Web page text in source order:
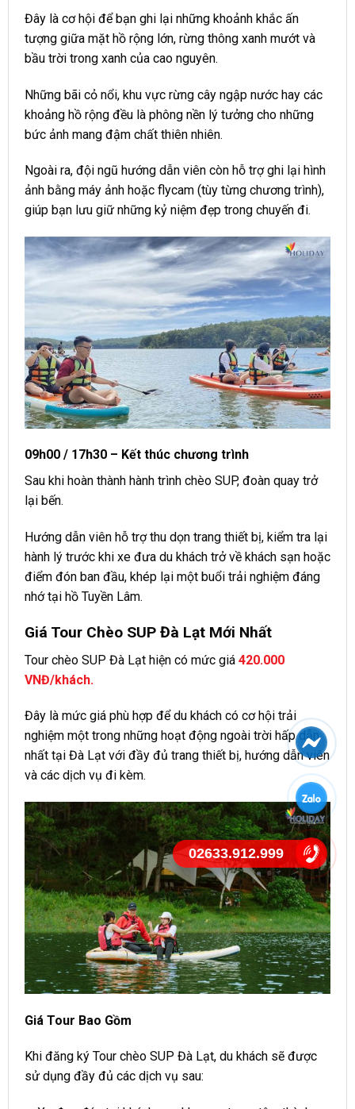
Đây là cơ hội để bạn ghi lại những khoảnh khắc ấn
tượng giữa mặt hồ rộng lớn, rừng thông xanh mướt và
bầu trời trong xanh của cao nguyên.
Những bãi cỏ nổi, khu vực rừng cây ngập nước hay các
khoảng hồ rộng đều là phông nền lý tưởng cho những
bức ảnh mang đậm chất thiên nhiên.
Ngoài ra, đội ngũ hướng dẫn viên còn hỗ trợ ghi lại hình
ảnh bằng máy ảnh hoặc flycam (tùy từng chương trình),
giúp bạn lưu giữ những kỷ niệm đẹp trong chuyến đi.
09h00 / 17h30 – Kết thúc chương trình
Sau khi hoàn thành hành trình chèo SUP, đoàn quay trở
lại bến.
Hướng dẫn viên hỗ trợ thu dọn trang thiết bị, kiểm tra lại
hành lý trước khi xe đưa du khách trở về khách sạn hoặc
điểm đón ban đầu, khép lại một buổi trải nghiệm đáng
nhớ tại hồ Tuyền Lâm.
Giá Tour Chèo SUP Đà Lạt Mới Nhất
Tour chèo SUP Đà Lạt hiện có mức giá 420.000
VNĐ/khách.
Đây là mức giá phù hợp để du khách có cơ hội trải
nghiệm một trong những hoạt động ngoài trời hấp dẫn
nhất tại Đà Lạt với đầy đủ trang thiết bị, hướng dẫn viên
và các dịch vụ đi kèm.
Giá Tour Bao Gồm
Khi đăng ký Tour chèo SUP Đà Lạt, du khách sẽ được
sử dụng đầy đủ các dịch vụ sau:
02633.912.999